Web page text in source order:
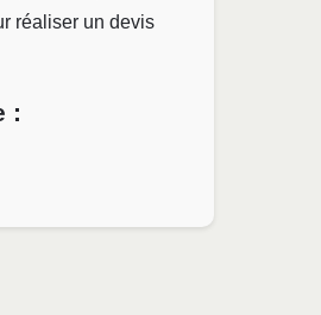
réaliser un devis
: